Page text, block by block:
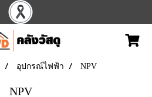
อุปกรณ์ไฟฟ้า NPV
NPV